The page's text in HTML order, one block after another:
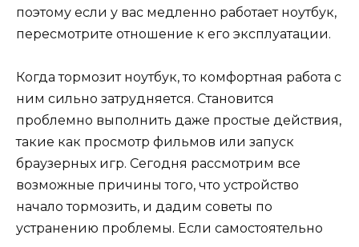
поэтому если у вас медленно работает ноутбук,
пересмотрите отношение к его эксплуатации.
Когда тормозит ноутбук, то комфортная работа с
ним сильно затрудняется. Становится
проблемно выполнить даже простые действия,
такие как просмотр фильмов или запуск
браузерных игр. Сегодня рассмотрим все
возможные причины того, что устройство
начало тормозить, и дадим советы по
устранению проблемы. Если самостоятельно